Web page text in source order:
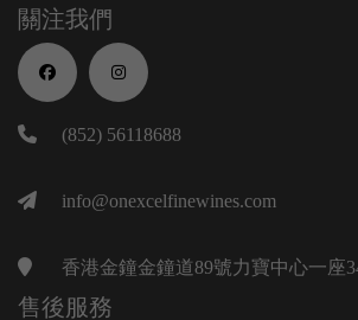
關注我們
(852) 56118688
info@onexcelfinewines.com
香港金鐘金鐘道89號力寶中心一座
售後服務